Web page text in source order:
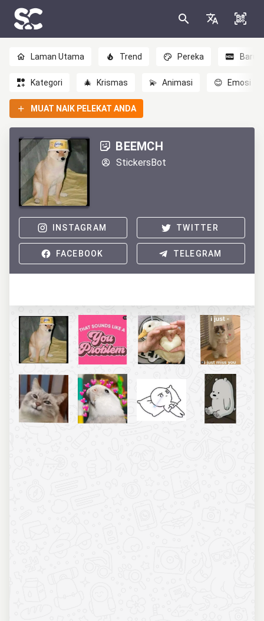
Laman Utama Trend Pereka Baru
Kategori 🎄 Krismas 💫 Animasi 😊 Emosi
MUAT NAIK PELEKAT ANDA
BEEMCH
StickersBot
INSTAGRAM TWITTER
FACEBOOK TELEGRAM